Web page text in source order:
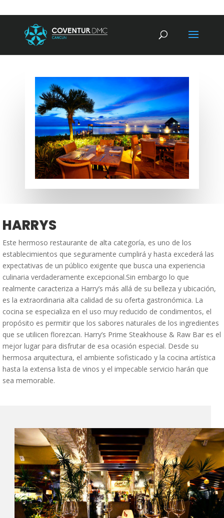
HARRYS
Este hermoso restaurante de alta categoría, es uno de los
establecimientos que seguramente cumplirá y hasta excederá las
expectativas de un público exigente que busca una experiencia
culinaria verdaderamente excepcional.Sin embargo lo que
realmente caracteriza a Harry’s más allá de su belleza y ubicación,
es la extraordinaria alta calidad de su oferta gastronómica. La
cocina se especializa en el uso muy reducido de condimentos, el
propósito es permitir que los sabores naturales de los ingredientes
que se utilicen florezcan. Harry’s Prime Steakhouse & Raw Bar es el
mejor lugar para disfrutar de esa ocasión especial. Desde su
hermosa arquitectura, el ambiente sofisticado y la cocina artística
hasta la extensa lista de vinos y el impecable servicio harán que
sea memorable.